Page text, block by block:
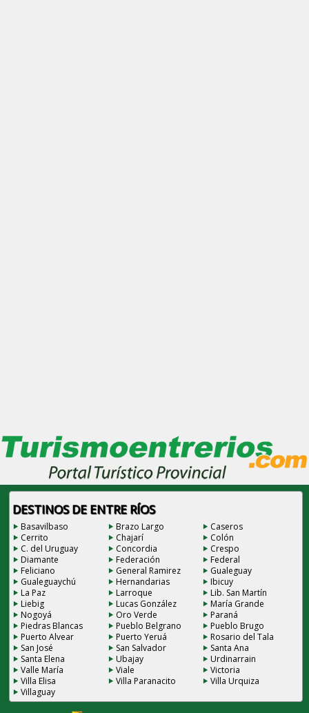
DESTINOS DE ENTRE RÍOS
Basavilbaso Brazo Largo
Caseros
Cerrito
Chajarí
Colón
C. del Uruguay
Concordia
Crespo
Diamante
Federación
Federal
Feliciano
General Ramirez
Gualeguay
Gualeguaychú
Hernandarias
Ibicuy
La Paz
Larroque
Lib. San Martín
Liebig
Lucas González
María Grande
Nogoyá
Oro Verde
Paraná
Piedras Blancas
Pueblo Belgrano
Pueblo Brugo
Puerto Alvear
Puerto Yeruá
Rosario del Tala
San José
San Salvador
Santa Ana
Santa Elena
Ubajay
Urdinarrain
Valle María
Viale
Victoria
Villa Elisa
Villa Paranacito
Villa Urquiza
Villaguay